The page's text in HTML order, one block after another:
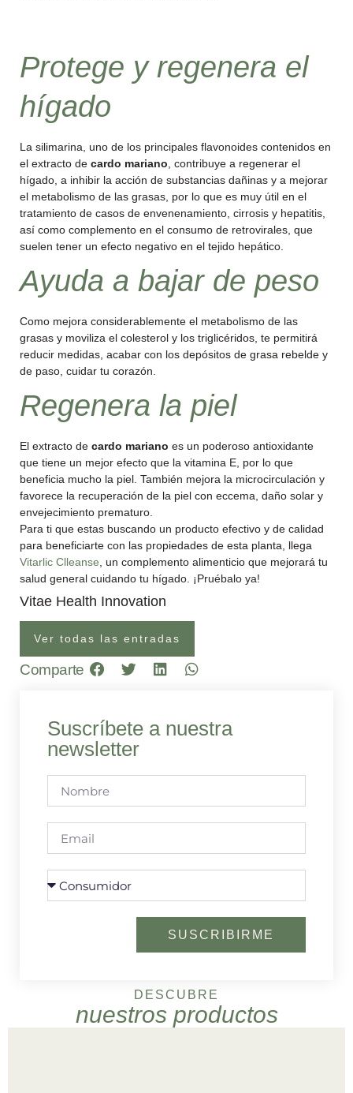
Protege y regenera el
hígado
La silimarina, uno de los principales flavonoides contenidos en
el extracto de cardo mariano , contribuye a regenerar el
hígado, a inhibir la acción de substancias dañinas y a mejorar
el metabolismo de las grasas, por lo que es muy útil en el
tratamiento de casos de envenenamiento, cirrosis y hepatitis,
así como complemento en el consumo de retrovirales, que
suelen tener un efecto negativo en el tejido hepático.
Ayuda a bajar de peso
Como mejora considerablemente el metabolismo de las
grasas y moviliza el colesterol y los triglicéridos, te permitirá
reducir medidas, acabar con los depósitos de grasa rebelde y
de paso, cuidar tu corazón.
Regenera la piel
El extracto de cardo mariano es un poderoso antioxidante
que tiene un mejor efecto que la vitamina E, por lo que
beneficia mucho la piel. También mejora la microcirculación y
favorece la recuperación de la piel con eccema, daño solar y
envejecimiento prematuro.
Para ti que estas buscando un producto efectivo y de calidad
para beneficiarte con las propiedades de esta planta, llega
Vitarlic Clleanse , un complemento alimenticio que mejorará tu
salud general cuidando tu hígado. ¡Pruébalo ya!
Vitae Health Innovation
Ver todas las entradas
Comparte
Suscríbete a nuestra
newsletter
SUSCRIBIRME
DESCUBRE
nuestros productos